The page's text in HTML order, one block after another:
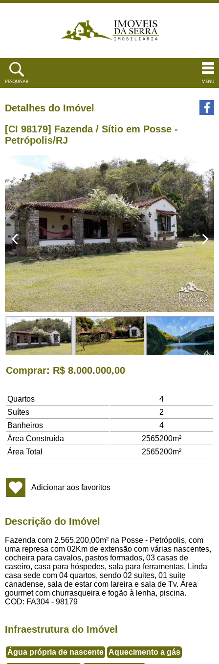
Detalhes do Imóvel
[CI 98179] Fazenda / Sítio em Posse -
Petrópolis/RJ
Comprar: R$ 8.000.000,00
Quartos
4
Suítes
2
Banheiros
4
Área Construída
2565200m²
Área Total
2565200m²
Adicionar aos favoritos
Descrição do Imóvel
Fazenda com 2.565.200,00m² na Posse - Petrópolis, com
uma represa com 02Km de extensão com várias nascentes,
cocheira para cavalos, pastos formados, 03 casas de
caseiro, casa para hóspedes, sala para ferramentas, Linda
casa sede com 04 quartos, sendo 02 suites, 01 suite
canadense, sala de estar com lareira e sala de Tv. Área
gourmet com churrasqueira e fogão à lenha, piscina.
COD: FA304 - 98179
Infraestrutura do Imóvel
Água própria de nascente Aquecimento a gás